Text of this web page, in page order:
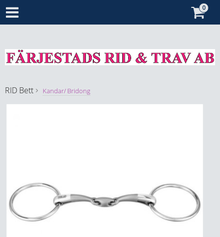
RID Bett Kandar/ Bridong